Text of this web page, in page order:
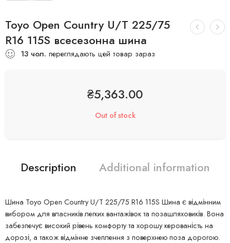
Toyo Open Country U/T 225/75
R16 115S всесезонна шина
13 чол. переглядають цей товар зараз
₴5,363.00
Out of stock
Description Additional information
Шина Toyo Open Country U/T 225/75 R16 115S Шина є відмінним
вибором для власників легких вантажівок та позашляховиків. Вона
забезпечує високий рівень комфорту та хорошу керованість на
дорозі, а також відмінне зчеплення з поверхнею поза дорогою.